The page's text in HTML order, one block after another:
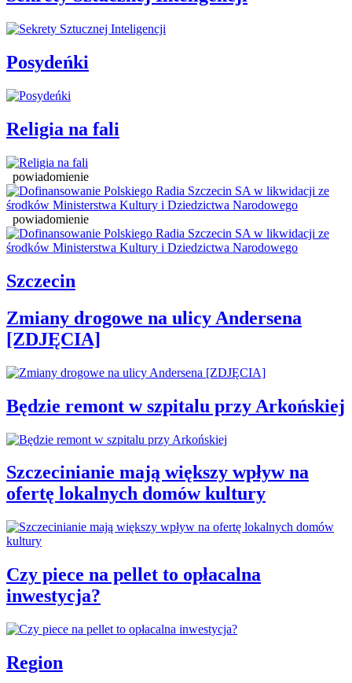
Posydeńki
Religia na fali
powiadomienie
powiadomienie
Szczecin
Zmiany drogowe na ulicy Andersena
[ZDJĘCIA]
Będzie remont w szpitalu przy Arkońskiej
Szczecinianie mają większy wpływ na
ofertę lokalnych domów kultury
Czy piece na pellet to opłacalna
inwestycja?
Region